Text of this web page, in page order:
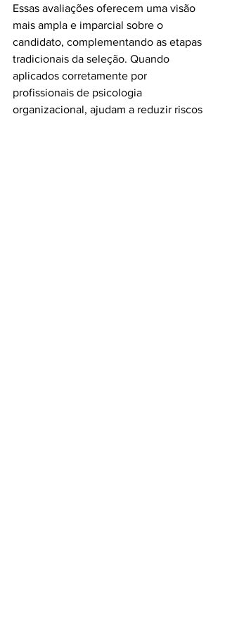
Essas avaliações oferecem uma visão
mais ampla e imparcial sobre o
candidato, complementando as etapas
tradicionais da seleção. Quando
aplicados corretamente por
profissionais de psicologia
organizacional, ajudam a reduzir riscos